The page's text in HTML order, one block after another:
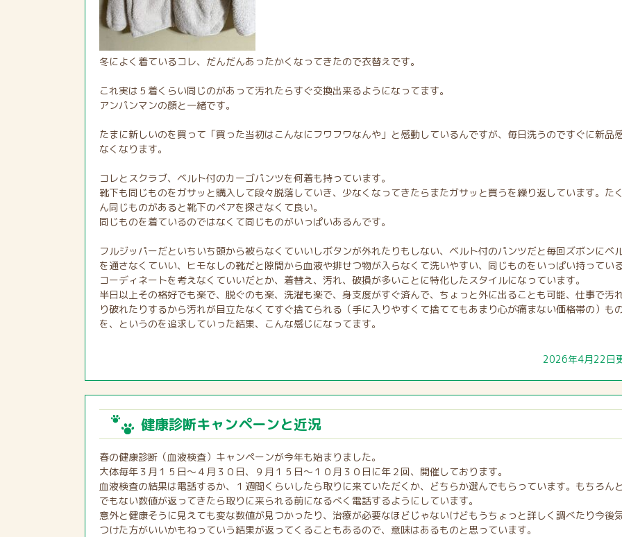
冬によく着ているコレ、だんだんあったかくなってきたので衣替えです。
これ実は５着くらい同じのがあって汚れたらすぐ交換出来るようになってます。
アンパンマンの顔と一緒です。
たまに新しいのを買って「買った当初はこんなにフワフワなんや」と感動しているんですが、毎日洗うのですぐに新品
なくなります。
コレとスクラブ、ベルト付のカーゴパンツを何着も持っています。
靴下も同じものをガサッと購入して段々脱落していき、少なくなってきたらまたガサッと買うを繰り返しています。た
ん同じものがあると靴下のペアを探さなくて良い。
同じものを着ているのではなくて同じものがいっぱいあるんです。
フルジッパーだといちいち頭から被らなくていいしボタンが外れたりもしない、ベルト付のパンツだと毎回ズボンにベ
を通さなくていい、ヒモなしの靴だと隙間から血液や排せつ物が入らなくて洗いやすい、同じものをいっぱい持ってい
コーディネートを考えなくていいだとか、着替え、汚れ、破損が多いことに特化したスタイルになっています。
半日以上その格好でも楽で、脱ぐのも楽、洗濯も楽で、身支度がすぐ済んで、ちょっと外に出ることも可能、仕事で汚
り破れたりするから汚れが目立たなくてすぐ捨てられる（手に入りやすくて捨ててもあまり心が痛まない価格帯の）も
を、というのを追求していった結果、こんな感じになってます。
2026年4月22日
健康診断キャンペーンと近況
春の健康診断（血液検査）キャンペーンが今年も始まりました。
大体毎年３月１５日～４月３０日、９月１５日～１０月３０日に年２回、開催しております。
血液検査の結果は電話するか、１週間くらいしたら取りに来ていただくか、どちらか選んでもらっています。もちろん
でもない数値が返ってきたら取りに来られる前になるべく電話するようにしています。
意外と健康そうに見えても変な数値が見つかったり、治療が必要なほどじゃないけどもうちょっと詳しく調べたり今後
つけた方がいいかもねっていう結果が返ってくることもあるので、意味はあるものと思っています。